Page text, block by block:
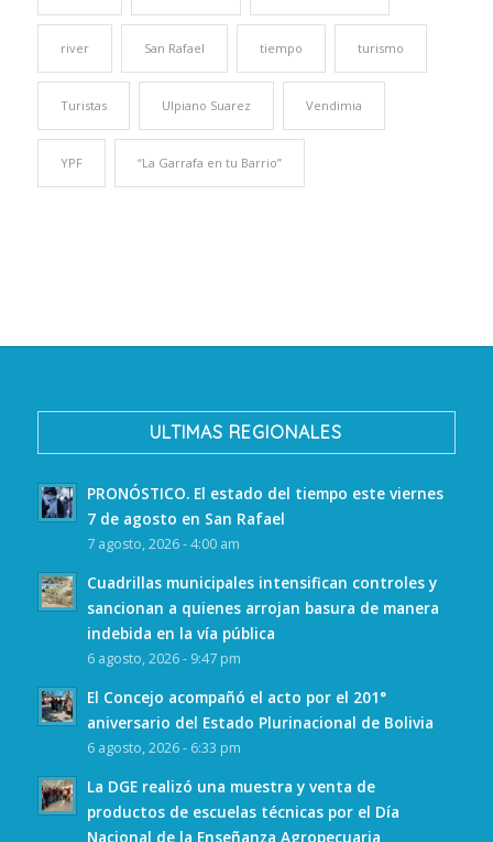
river San Rafael tiempo turismo
Turistas Ulpiano Suarez Vendimia
YPF “La Garrafa en tu Barrio”
ULTIMAS REGIONALES
PRONÓSTICO. El estado del tiempo este viernes
7 de agosto en San Rafael
7 agosto, 2026 - 4:00 am
Cuadrillas municipales intensifican controles y
sancionan a quienes arrojan basura de manera
indebida en la vía pública
6 agosto, 2026 - 9:47 pm
El Concejo acompañó el acto por el 201°
aniversario del Estado Plurinacional de Bolivia
6 agosto, 2026 - 6:33 pm
La DGE realizó una muestra y venta de
productos de escuelas técnicas por el Día
Nacional de la Enseñanza Agropecuaria